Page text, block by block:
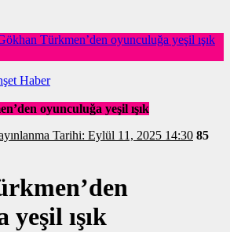
Türkmen’den oyunculuğa yeşil ışık
Haber
oyunculuğa yeşil ışık
Yayınlanma Tarihi: Eylül 11, 2025 14:30 85
yeşil ışık